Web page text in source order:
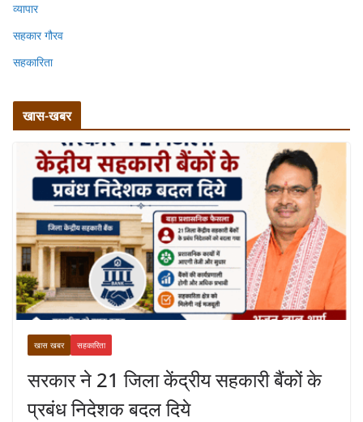
व्यापार
सहकार गौरव
सहकारिता
खास-खबर
खास खबर सहकारिता
सरकार ने 21 जिला केंद्रीय सहकारी बैंकों के
प्रबंध निदेशक बदल दिये